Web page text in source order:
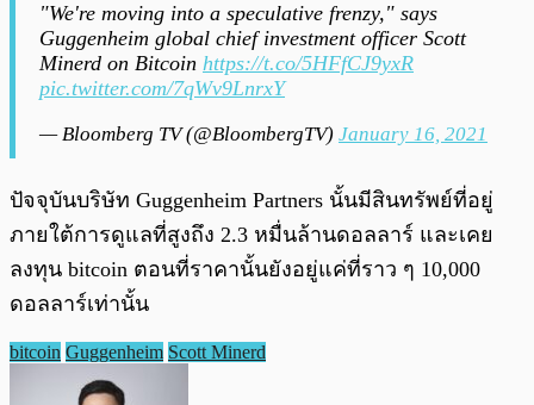
"We're moving into a speculative frenzy," says
Guggenheim global chief investment officer Scott
Minerd on Bitcoin https://t.co/5HFfCJ9yxR
pic.twitter.com/7qWv9LnrxY
— Bloomberg TV (@BloombergTV) January 16, 2021
ปัจจุบันบริษัท Guggenheim Partners นั้นมีสินทรัพย์ที่อยู่
ภายใต้การดูแลที่สูงถึง 2.3 หมื่นล้านดอลลาร์ และเคย
ลงทุน bitcoin ตอนที่ราคานั้นยังอยู่แค่ที่ราว ๆ 10,000
ดอลลาร์เท่านั้น
bitcoin Guggenheim Scott Minerd